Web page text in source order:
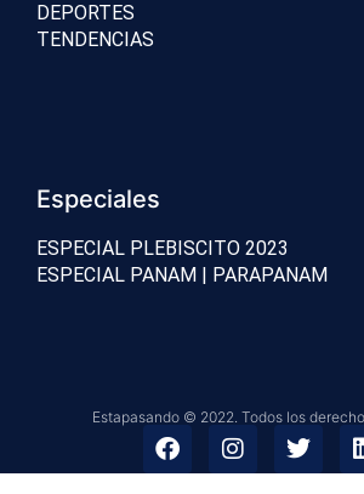
DEPORTES
TENDENCIAS
Especiales
ESPECIAL PLEBISCITO 2023
ESPECIAL PANAM | PARAPANAM
Estapasando © 2022. Todos los